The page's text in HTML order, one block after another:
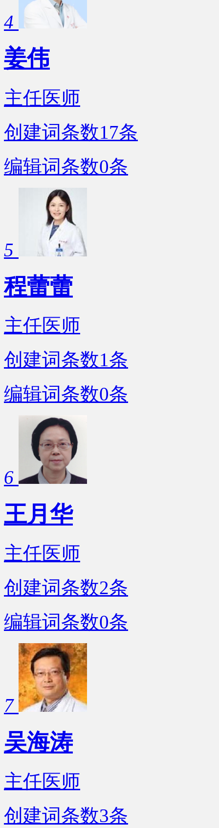
4
姜伟
主任医师
创建词条数17条
编辑词条数0条
5
程蕾蕾
主任医师
创建词条数1条
编辑词条数0条
6
王月华
主任医师
创建词条数2条
编辑词条数0条
7
吴海涛
主任医师
创建词条数3条